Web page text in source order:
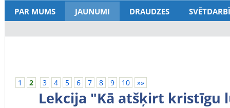
PAR MUMS JAUNUMI DRAUDZES
1 2 3 4 5 6 7 8 9 10 »»
Lekcija "Kā atšķirt kristīgu